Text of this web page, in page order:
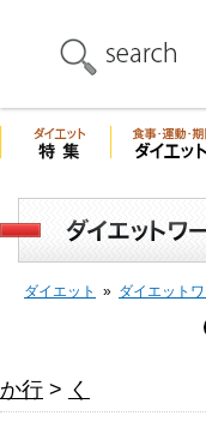
ダイエット » ダイエット
か行 > く